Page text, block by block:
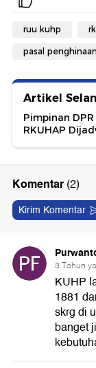
ruu kuhp
pasal
Artikel
Pimpinan
RKUHAP